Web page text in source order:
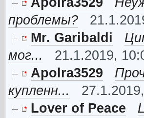
проблемы?
Mr. Garibaldi
мог...
21.1.2019,
Apolra3529
купленн...
Lover of Peace